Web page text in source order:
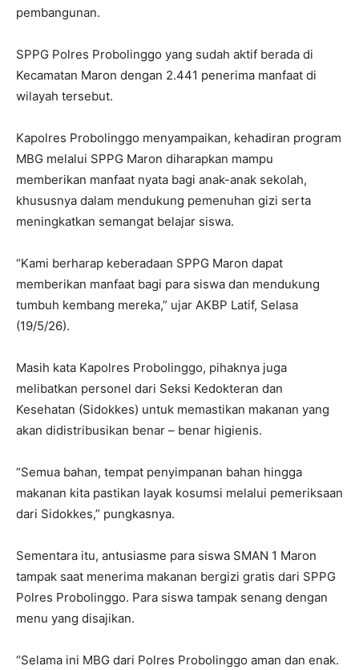
pembangunan.
SPPG Polres Probolinggo yang sudah aktif berada di
Kecamatan Maron dengan 2.441 penerima manfaat di
wilayah tersebut.
Kapolres Probolinggo menyampaikan, kehadiran program
MBG melalui SPPG Maron diharapkan mampu
memberikan manfaat nyata bagi anak-anak sekolah,
khususnya dalam mendukung pemenuhan gizi serta
meningkatkan semangat belajar siswa.
“Kami berharap keberadaan SPPG Maron dapat
memberikan manfaat bagi para siswa dan mendukung
tumbuh kembang mereka,” ujar AKBP Latif, Selasa
(19/5/26).
Masih kata Kapolres Probolinggo, pihaknya juga
melibatkan personel dari Seksi Kedokteran dan
Kesehatan (Sidokkes) untuk memastikan makanan yang
akan didistribusikan benar – benar higienis.
“Semua bahan, tempat penyimpanan bahan hingga
makanan kita pastikan layak kosumsi melalui pemeriksaan
dari Sidokkes,” pungkasnya.
Sementara itu, antusiasme para siswa SMAN 1 Maron
tampak saat menerima makanan bergizi gratis dari SPPG
Polres Probolinggo. Para siswa tampak senang dengan
menu yang disajikan.
“Selama ini MBG dari Polres Probolinggo aman dan enak.